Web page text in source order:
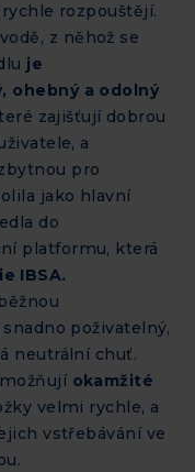
rozpouštějí.
z něhož se
je
ohebný a odolný
zajišťují dobrou
a
pro
jako hlavní
do
platformu, která
IBSA.
poživatelný,
neutrální chuť.
okamžité
velmi rychle, a
vstřebávání ve